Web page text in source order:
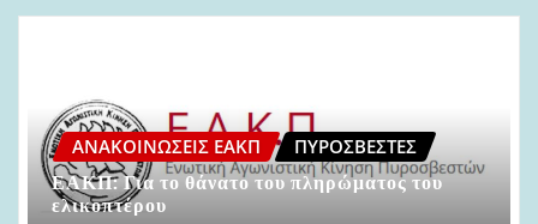
ΑΝΑΚΟΙΝΏΣΕΙΣ ΕΑΚΠ ΠΥΡΟΣΒΈΣΤΕΣ
ΕΑΚΠ: Για το θάνατο του πληρώματος του
ελικοπτέρου